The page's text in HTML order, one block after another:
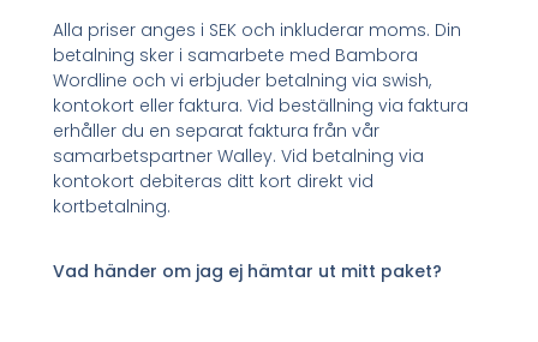
Alla priser anges i SEK och inkluderar moms. Din
betalning sker i samarbete med Bambora
Wordline och vi erbjuder betalning via swish,
kontokort eller faktura. Vid beställning via faktura
erhåller du en separat faktura från vår
samarbetspartner Walley. Vid betalning via
kontokort debiteras ditt kort direkt vid
kortbetalning.
Vad händer om jag ej hämtar ut mitt paket?